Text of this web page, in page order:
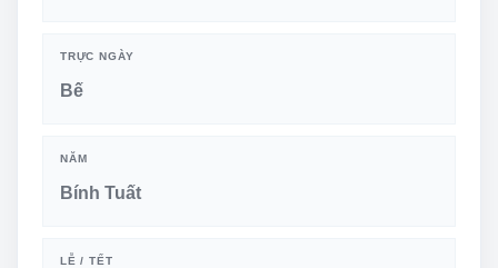
TRỰC NGÀY
Bế
NĂM
Bính Tuất
LỄ / TẾT